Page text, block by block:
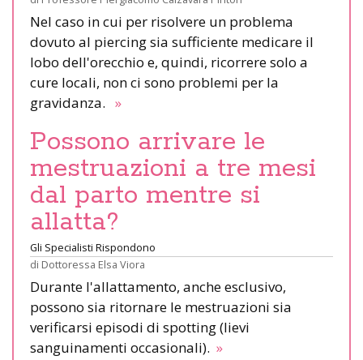
Nel caso in cui per risolvere un problema
dovuto al piercing sia sufficiente medicare il
lobo dell'orecchio e, quindi, ricorrere solo a
cure locali, non ci sono problemi per la
gravidanza. »
Possono arrivare le
mestruazioni a tre mesi
dal parto mentre si
allatta?
Gli Specialisti Rispondono
di Dottoressa Elsa Viora
Durante l'allattamento, anche esclusivo,
possono sia ritornare le mestruazioni sia
verificarsi episodi di spotting (lievi
sanguinamenti occasionali). »